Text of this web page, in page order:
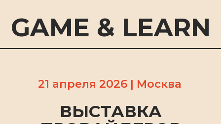
GAME & LEARN
ВЫСТАВКА
ПРОВАЙДЕРОВ
КОРПОРАТИВНОГО
ОБУЧЕНИЯ